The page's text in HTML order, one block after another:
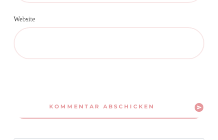
Website
KOMMENTAR ABSCHICKEN